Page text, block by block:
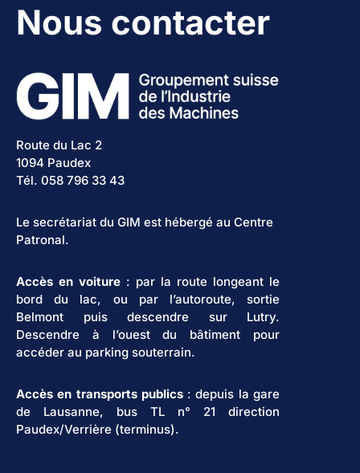
Nous contacter
Route du Lac 2
1094 Paudex
Tél. 058 796 33 43
Le secrétariat du GIM est hébergé au Centre
Patronal.
Accès en voiture : par la route longeant le
bord du lac, ou par l’autoroute, sortie
Belmont puis descendre sur Lutry.
Descendre à l’ouest du bâtiment pour
accéder au parking souterrain.
Accès en transports publics: depuis la gare
de Lausanne, bus TL n° 21 direction
Paudex/Verrière (terminus).